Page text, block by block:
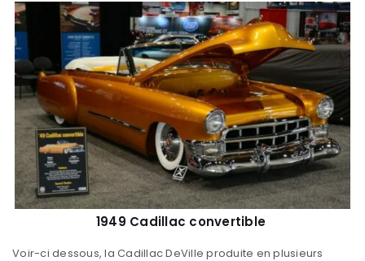
1949 Cadillac convertible
Voir-ci dessous, la Cadillac DeVille produite en plusieurs